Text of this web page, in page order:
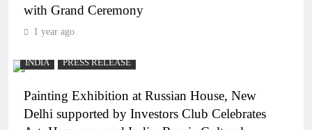
with Grand Ceremony
1 year ago
INDIA PRESS RELEASE
Painting Exhibition at Russian House, New
Delhi supported by Investors Club Celebrates